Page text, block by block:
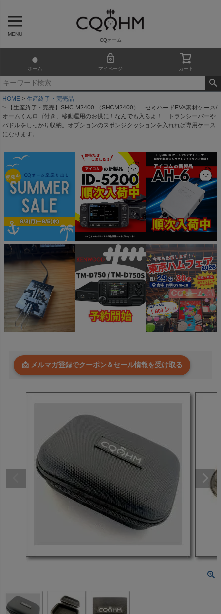
MENU
CQオーム
ホーム マイページ カート
HOME
生産終了・完売品
【生産終了・完売】SHC-M2400 （SHCM2400） セミハードEVA素材ケース/
オームくんロゴ付き、移動運用のお供に！なんでも入るよ！ トランシーバーや
パドルをしっかり収納。オプションのスポンジクッションを入れれば専用ケース
になります。
📩 メルマガ登録でクーポン＆セール情報を受け取る